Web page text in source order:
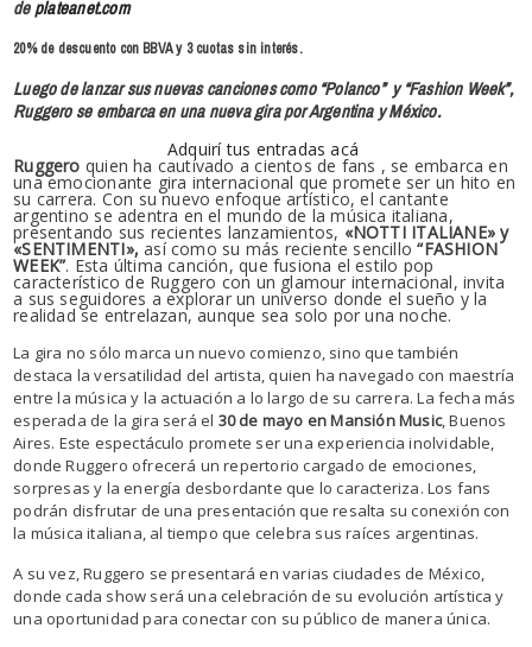
deplateanet.com
20% de descuento con BBVA y 3 cuotas sin interés.
Luego de lanzar sus nuevas canciones como “Polanco” y “Fashion Week”,
Ruggero se embarca en una nueva gira por Argentina y México.
Adquirí tus entradas acá
Ruggero quien ha cautivado a cientos de fans , se embarca en
una emocionante gira internacional que promete ser un hito en
su carrera. Con su nuevo enfoque artístico, el cantante
argentino se adentra en el mundo de la música italiana,
presentando sus recientes lanzamientos, «NOTTI ITALIANE» y
«SENTIMENTI», así como su más reciente sencillo“FASHION
WEEK”. Esta última canción, que fusiona el estilo pop
característico de Ruggero con un glamour internacional, invita
a sus seguidores a explorar un universo donde el sueño y la
realidad se entrelazan, aunque sea solo por una noche.
La gira no sólo marca un nuevo comienzo, sino que también
destaca la versatilidad del artista, quien ha navegado con maestría
entre la música y la actuación a lo largo de su carrera. La fecha más
esperada de la gira será el 30 de mayo en Mansión Music, Buenos
Aires. Este espectáculo promete ser una experiencia inolvidable,
donde Ruggero ofrecerá un repertorio cargado de emociones,
sorpresas y la energía desbordante que lo caracteriza. Los fans
podrán disfrutar de una presentación que resalta su conexión con
la música italiana, al tiempo que celebra sus raíces argentinas.
A su vez, Ruggero se presentará en varias ciudades de México,
donde cada show será una celebración de su evolución artística y
una oportunidad para conectar con su público de manera única.